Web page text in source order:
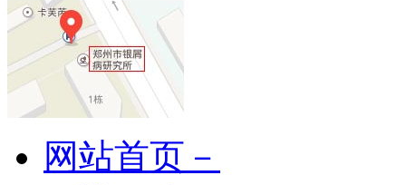
网站首页－